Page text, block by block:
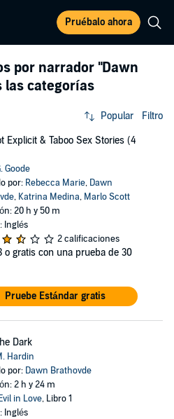
Pruébalo ahora
por narrador "Dawn
las categorías
Popular Filtro
Explicit & Taboo Sex Stories (4
Goode
por: Rebecca Marie, Dawn
, Katrina Medina, Marlo Scott
20 h y 50 m
Inglés
2 calificaciones
o gratis con una prueba de 30
Pruebe Estándar gratis
Dark
Hardin
por: Dawn Brathovde
2 h y 24 m
Evil in Love, Libro 1
Inglés